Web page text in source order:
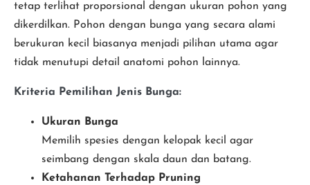
tetap terlihat proporsional dengan ukuran pohon yang
dikerdilkan. Pohon dengan bunga yang secara alami
berukuran kecil biasanya menjadi pilihan utama agar
tidak menutupi detail anatomi pohon lainnya.
Kriteria Pemilihan Jenis Bunga:
Ukuran Bunga
Memilih spesies dengan kelopak kecil agar
seimbang dengan skala daun dan batang.
Ketahanan Terhadap Pruning